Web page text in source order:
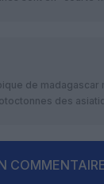
de madagascar
des